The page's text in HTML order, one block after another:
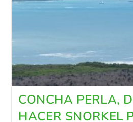
CONCHA PERLA,
HACER SNORKEL